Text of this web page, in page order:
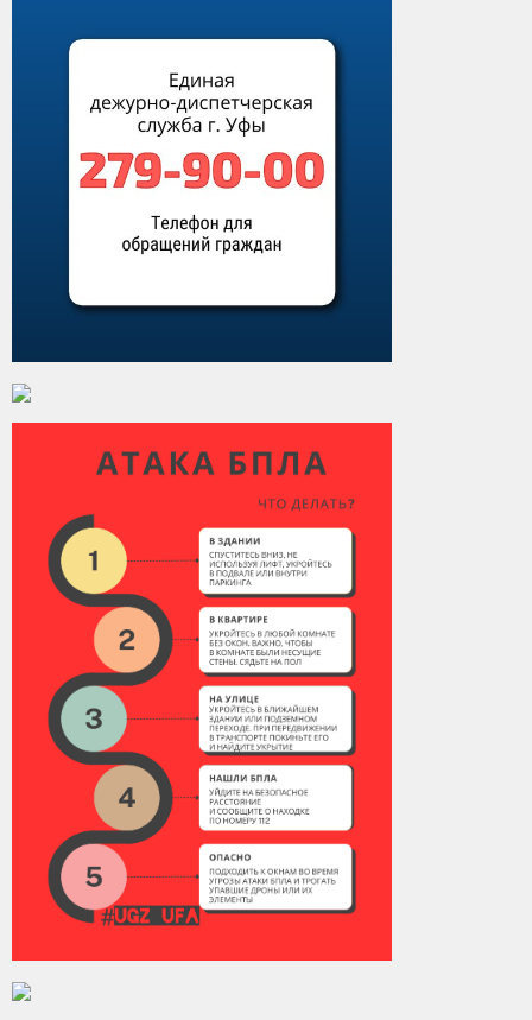
Обслуживание опасных производственных объектов
Оказание платных образовательных услуг
УГЗ рекомендует
Памятки населению
Как стать спасателем
Пресс-центр
Фотогалерея
Обращения
Контакты
Вакансии